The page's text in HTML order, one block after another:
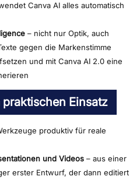
Canva AI alles automatisch
– nicht nur Optik, auch
gegen die Markenstimme
und mit Canva AI 2.0 eine
Einsatz
produktiv für reale
und Videos – aus einer
erster Entwurf, der dann editiert